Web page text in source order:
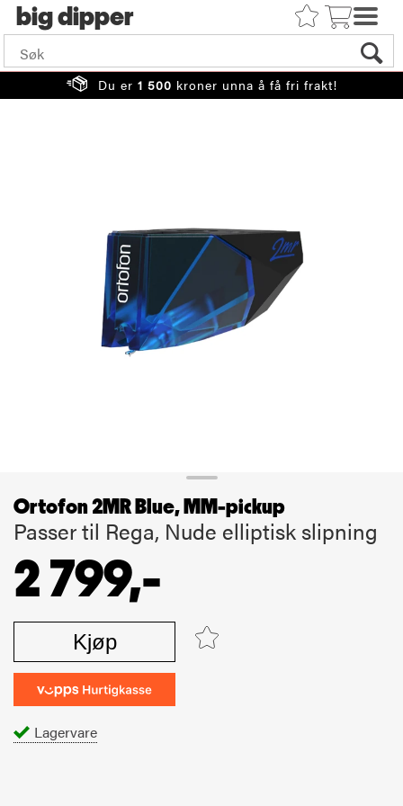
big
Du er 1 500 kroner unna å få fri frakt!
Ortofon 2MR Blue, MM-pickup
Passer til Rega, Nude elliptisk slipning
2 799,-
Kjøp
Lagervare